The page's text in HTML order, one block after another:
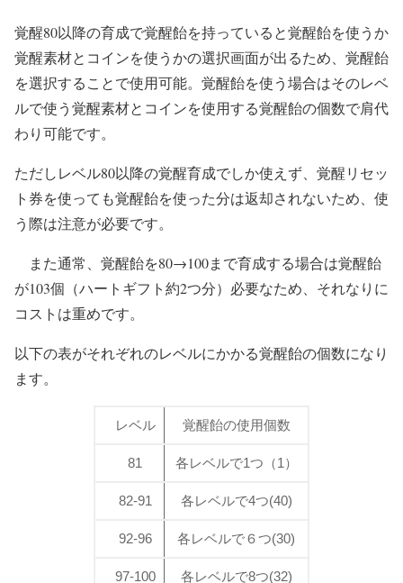
覚醒80以降の育成で覚醒飴を持っていると覚醒飴を使うか
覚醒素材とコインを使うかの選択画面が出るため、覚醒飴
を選択することで使用可能。覚醒飴を使う場合はそのレベ
ルで使う覚醒素材とコインを使用する覚醒飴の個数で肩代
わり可能です。
ただしレベル80以降の覚醒育成でしか使えず、覚醒リセッ
ト券を使っても覚醒飴を使った分は返却されないため、使
う際は注意が必要です。
また通常、覚醒飴を80→100まで育成する場合は覚醒飴
が103個（ハートギフト約2つ分）必要なため、それなりに
コストは重めです。
以下の表がそれぞれのレベルにかかる覚醒飴の個数になり
ます。
レベル 覚醒飴の使用個数
81 各レベルで1つ（1）
82-91 各レベルで4つ(40)
92-96 各レベルで６つ(30)
97-100 各レベルで8つ(32)